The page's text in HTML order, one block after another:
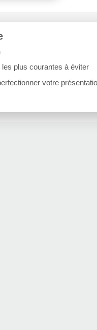
plus courantes à éviter
votre